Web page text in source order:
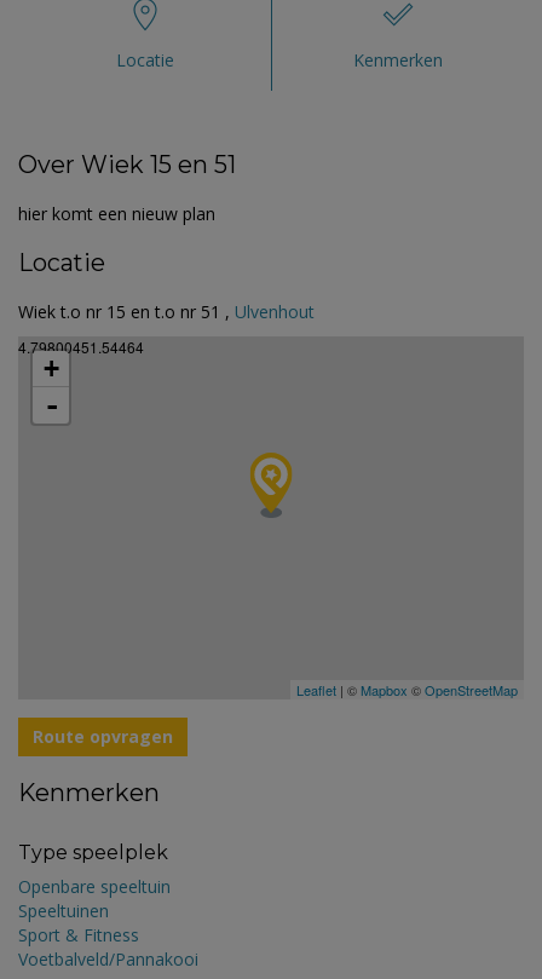
Locatie Kenmerken
Over Wiek 15 en 51
hier komt een nieuw plan
Locatie
Wiek t.o nr 15 en t.o nr 51 , Ulvenhout
4.79800451.54464
+
-
Leaflet | © Mapbox ©OpenStreetMap
Route opvragen
Kenmerken
Type speelplek
Openbare speeltuin
Speeltuinen
Sport & Fitness
Voetbalveld/Pannakooi